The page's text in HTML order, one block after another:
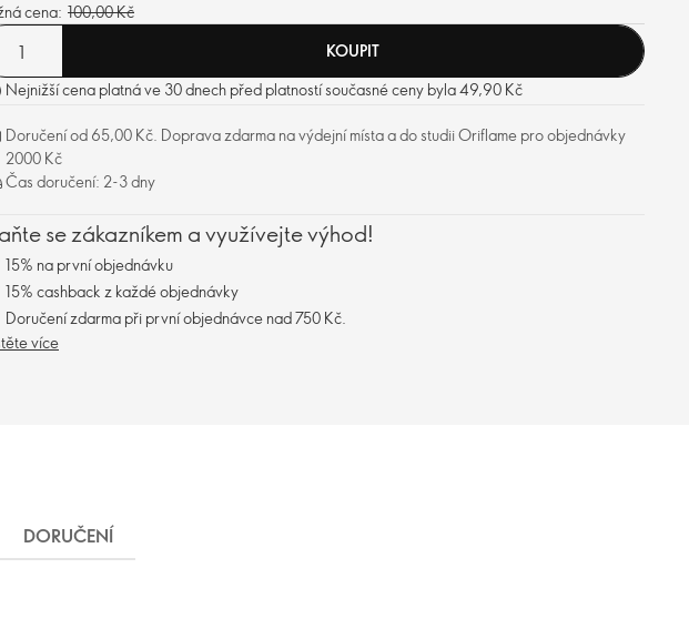
cena: 100,00 Kč
KOUPIT
Nejnižší cena platná ve 30 dnech před platností současné ceny byla 49,90 Kč
Doručení od 65,00 Kč. Doprava zdarma na výdejní místa a do studii Oriflame pro objednávky
2000 Kč
Čas doručení: 2-3 dny
se zákazníkem a využívejte výhod!
15% na první objednávku
15% cashback z každé objednávky
Doručení zdarma při první objednávce nad 750 Kč.
více
DORUČENÍ